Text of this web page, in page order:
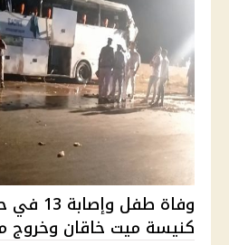
وفاة
كنيسة ميت خاقان وخروج